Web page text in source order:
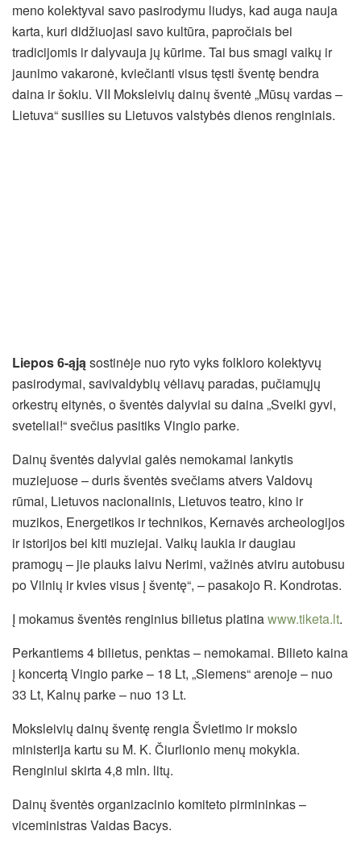
meno kolektyvai savo pasirodymu liudys, kad auga nauja
karta, kuri didžiuojasi savo kultūra, papročiais bei
tradicijomis ir dalyvauja jų kūrime. Tai bus smagi vaikų ir
jaunimo vakaronė, kviečianti visus tęsti šventę bendra
daina ir šokiu. VII Moksleivių dainų šventė „Mūsų vardas –
Lietuva“ susilies su Lietuvos valstybės dienos renginiais.
Liepos 6-ąjąsostinėje nuo ryto vyks folkloro kolektyvų
pasirodymai, savivaldybių vėliavų paradas, pučiamųjų
orkestrų eitynės, o šventės dalyviai su daina „Sveiki gyvi,
sveteliai!“ svečius pasitiks Vingio parke.
Dainų šventės dalyviai galės nemokamai lankytis
muziejuose – duris šventės svečiams atvers Valdovų
rūmai, Lietuvos nacionalinis, Lietuvos teatro, kino ir
muzikos, Energetikos ir technikos, Kernavės archeologijos
ir istorijos bei kiti muziejai. Vaikų laukia ir daugiau
pramogų – jie plauks laivu Nerimi, važinės atviru autobusu
po Vilnių ir kvies visus į šventę“, – pasakojo R. Kondrotas.
Į mokamus šventės renginius bilietus platinawww.tiketa.lt.
Perkantiems 4 bilietus, penktas – nemokamai. Bilieto kaina
į koncertą Vingio parke – 18 Lt, „Siemens“ arenoje – nuo
33 Lt, Kalnų parke – nuo 13 Lt.
Moksleivių dainų šventę rengia Švietimo ir mokslo
ministerija kartu su M. K. Čiurlionio menų mokykla.
Renginiui skirta 4,8 mln. litų.
Dainų šventės organizacinio komiteto pirmininkas –
viceministras Vaidas Bacys.